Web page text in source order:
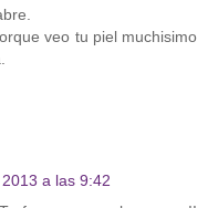
veo tu piel muchisimo
a las 9:42